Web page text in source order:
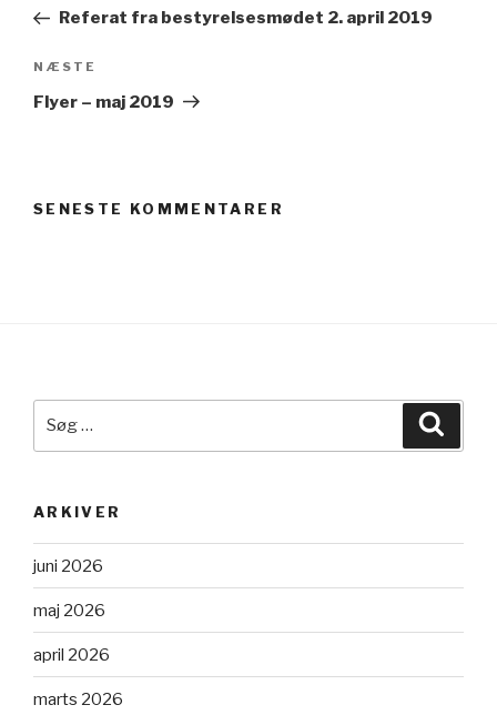
indlægReferat fra bestyrelsesmødet 2. april 2019
Næste
indlæg
NÆSTE
Flyer – maj 2019
SENESTE KOMMENTARER
efter:
ARKIVER
juni 2026
maj 2026
april 2026
marts 2026